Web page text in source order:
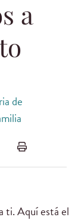
a
de
ti. Aquí está el